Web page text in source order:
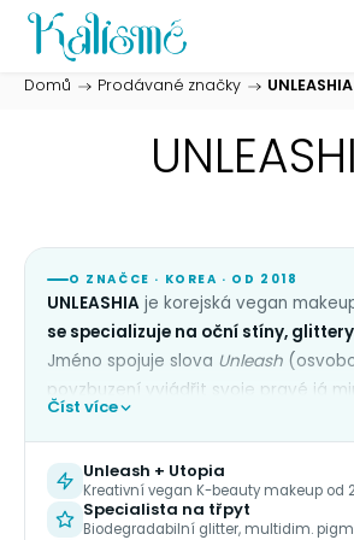
Domů / Prodávané značky / UNLEASHIA
O ZNAČCE · KOREA · OD 2018
UNLEASHIA je korejská vegan
se specializuje na oční stíny,
Jméno spojuje slova Unleash
povzbuzení vyjádřit svoje pravé já
normy krásy. Klíčový rozdíl: PETA-
a cruelty-free formulace s
glitterem šetrným k pleti i přírodě.
Hero technologií je
Číst více
Unleash + Utopia
Kreativní vegan K-beauty makeup od
Specialista na třpyt
Biodegradabilní glitter, multidim.